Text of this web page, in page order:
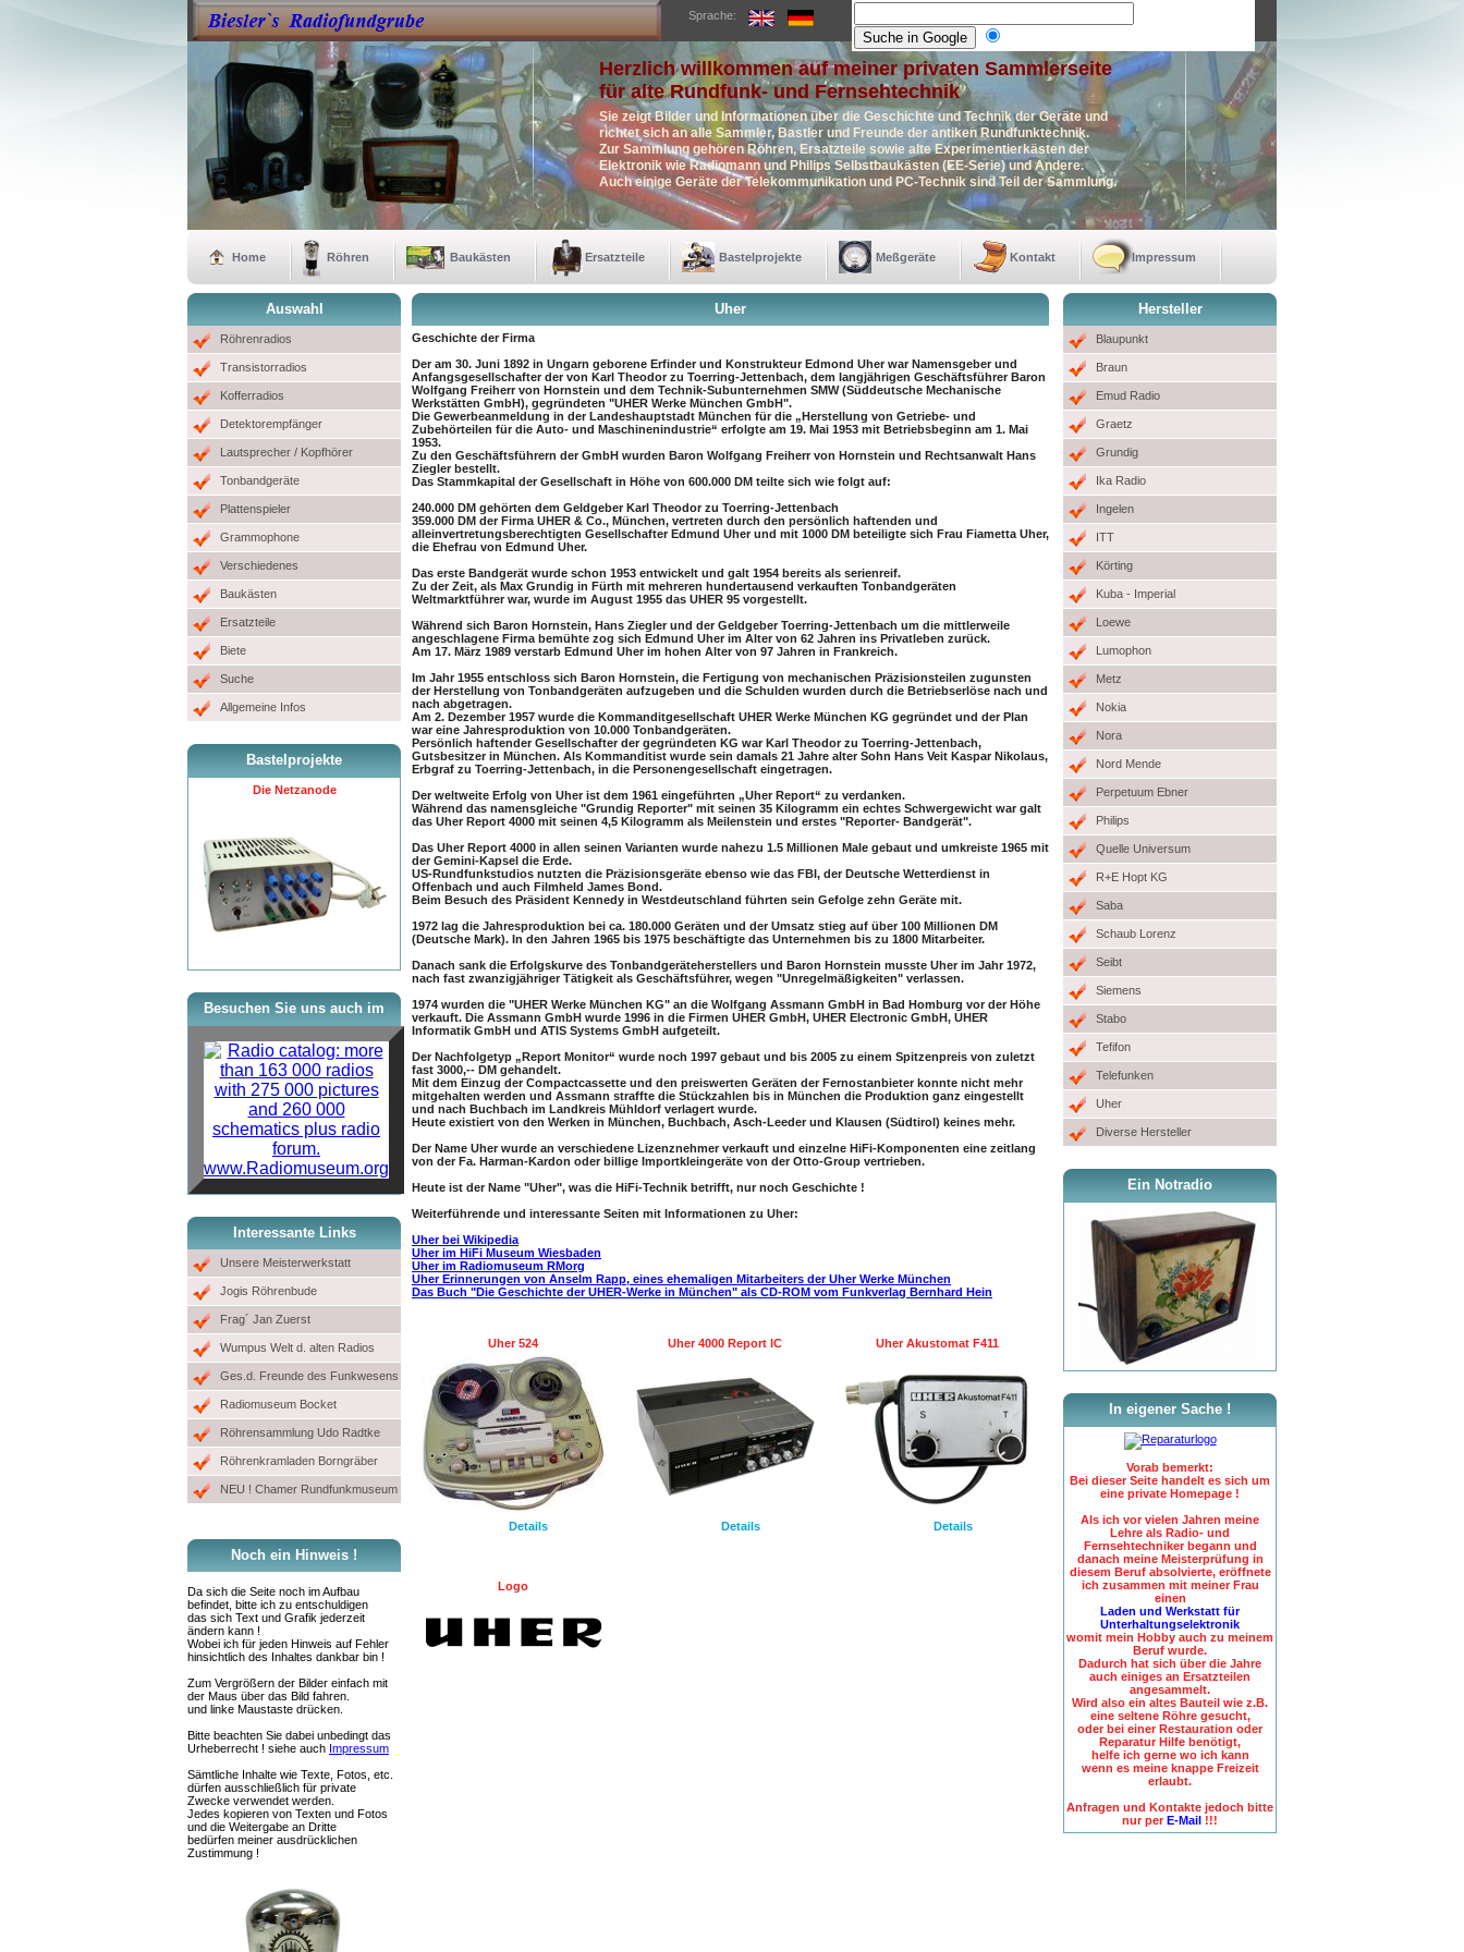
Sprache:
Herzlich willkommen auf meiner privaten Sammlerseite
für alte Rundfunk- und Fernsehtechnik
Sie zeigt Bilder und Informationen über die Geschichte und Technik der Geräte und
richtet sich an alle Sammler, Bastler und Freunde der antiken Rundfunktechnik.
Zur Sammlung gehören Röhren, Ersatzteile sowie alte Experimentierkästen der
Elektronik wie Radiomann und Philips Selbstbaukästen (EE-Serie) und Andere.
Auch einige Geräte der Telekommunikation und PC-Technik sind Teil der Sammlung.
Home Röhren Baukästen Ersatzteile Bastelprojekte Meßgeräte Kontakt Impressum
Auswahl
Röhrenradios
Transistorradios
Kofferradios
Detektorempfänger
Lautsprecher / Kopfhörer
Tonbandgeräte
Plattenspieler
Grammophone
Verschiedenes
Baukästen
Ersatzteile
Biete
Suche
Allgemeine Infos
Bastelprojekte
Die Netzanode
Besuchen Sie uns auch im
www.Radiomuseum.org
Interessante Links
Unsere Meisterwerkstatt
Jogis Röhrenbude
Frag´ Jan Zuerst
Wumpus Welt d. alten Radios
Ges.d. Freunde des Funkwesens
Radiomuseum Bocket
Röhrensammlung Udo Radtke
Röhrenkramladen Borngräber
NEU ! Chamer Rundfunkmuseum
Noch ein Hinweis !
Da sich die Seite noch im Aufbau
befindet, bitte ich zu entschuldigen
das sich Text und Grafik jederzeit
ändern kann !
Wobei ich für jeden Hinweis auf Fehler
hinsichtlich des Inhaltes dankbar bin !
Zum Vergrößern der Bilder einfach mit
der Maus über das Bild fahren.
und linke Maustaste drücken.
Bitte beachten Sie dabei unbedingt das
Urheberrecht ! siehe auch Impressum
Sämtliche Inhalte wie Texte, Fotos, etc.
dürfen ausschließlich für private
Zwecke verwendet werden.
Jedes kopieren von Texten und Fotos
und die Weitergabe an Dritte
bedürfen meiner ausdrücklichen
Zustimmung !
Uher
Geschichte der Firma
Der am 30. Juni 1892 in Ungarn geborene Erfinder und Konstrukteur Edmond Uher war Namensgeber und
Anfangsgesellschafter der von Karl Theodor zu Toerring-Jettenbach, dem langjährigen Geschäftsführer Baron
Wolfgang Freiherr von Hornstein und dem Technik-Subunternehmen SMW (Süddeutsche Mechanische
Werkstätten GmbH), gegründeten "UHER Werke München GmbH".
Die Gewerbeanmeldung in der Landeshauptstadt München für die „Herstellung von Getriebe- und
Zubehörteilen für die Auto- und Maschinenindustrie“ erfolgte am 19. Mai 1953 mit Betriebsbeginn am 1. Mai
1953.
Zu den Geschäftsführern der GmbH wurden Baron Wolfgang Freiherr von Hornstein und Rechtsanwalt Hans
Ziegler bestellt.
Das Stammkapital der Gesellschaft in Höhe von 600.000 DM teilte sich wie folgt auf:
240.000 DM gehörten dem Geldgeber Karl Theodor zu Toerring-Jettenbach
359.000 DM der Firma UHER & Co., München, vertreten durch den persönlich haftenden und
alleinvertretungsberechtigten Gesellschafter Edmund Uher und mit 1000 DM beteiligte sich Frau Fiametta Uher,
die Ehefrau von Edmund Uher.
Das erste Bandgerät wurde schon 1953 entwickelt und galt 1954 bereits als serienreif.
Zu der Zeit, als Max Grundig in Fürth mit mehreren hundertausend verkauften Tonbandgeräten
Weltmarktführer war, wurde im August 1955 das UHER 95 vorgestellt.
Während sich Baron Hornstein, Hans Ziegler und der Geldgeber Toerring-Jettenbach um die mittlerweile
angeschlagene Firma bemühte zog sich Edmund Uher im Alter von 62 Jahren ins Privatleben zurück.
Am 17. März 1989 verstarb Edmund Uher im hohen Alter von 97 Jahren in Frankreich.
Im Jahr 1955 entschloss sich Baron Hornstein, die Fertigung von mechanischen Präzisionsteilen zugunsten
der Herstellung von Tonbandgeräten aufzugeben und die Schulden wurden durch die Betriebserlöse nach und
nach abgetragen.
Am 2. Dezember 1957 wurde die Kommanditgesellschaft UHER Werke München KG gegründet und der Plan
war eine Jahresproduktion von 10.000 Tonbandgeräten.
Persönlich haftender Gesellschafter der gegründeten KG war Karl Theodor zu Toerring-Jettenbach,
Gutsbesitzer in München. Als Kommanditist wurde sein damals 21 Jahre alter Sohn Hans Veit Kaspar Nikolaus,
Erbgraf zu Toerring-Jettenbach, in die Personengesellschaft eingetragen.
Der weltweite Erfolg von Uher ist dem 1961 eingeführten „Uher Report“ zu verdanken.
Während das namensgleiche "Grundig Reporter" mit seinen 35 Kilogramm ein echtes Schwergewicht war galt
das Uher Report 4000 mit seinen 4,5 Kilogramm als Meilenstein und erstes "Reporter- Bandgerät".
Das Uher Report 4000 in allen seinen Varianten wurde nahezu 1.5 Millionen Male gebaut und umkreiste 1965 mit
der Gemini-Kapsel die Erde.
US-Rundfunkstudios nutzten die Präzisionsgeräte ebenso wie das FBI, der Deutsche Wetterdienst in
Offenbach und auch Filmheld James Bond.
Beim Besuch des Präsident Kennedy in Westdeutschland führten sein Gefolge zehn Geräte mit.
1972 lag die Jahresproduktion bei ca. 180.000 Geräten und der Umsatz stieg auf über 100 Millionen DM
(Deutsche Mark). In den Jahren 1965 bis 1975 beschäftigte das Unternehmen bis zu 1800 Mitarbeiter.
Danach sank die Erfolgskurve des Tonbandgeräteherstellers und Baron Hornstein musste Uher im Jahr 1972,
nach fast zwanzigjähriger Tätigkeit als Geschäftsführer, wegen "Unregelmäßigkeiten" verlassen.
1974 wurden die "UHER Werke München KG" an die Wolfgang Assmann GmbH in Bad Homburg vor der Höhe
verkauft. Die Assmann GmbH wurde 1996 in die Firmen UHER GmbH, UHER Electronic GmbH, UHER
Informatik GmbH und ATIS Systems GmbH aufgeteilt.
Der Nachfolgetyp „Report Monitor“ wurde noch 1997 gebaut und bis 2005 zu einem Spitzenpreis von zuletzt
fast 3000,-- DM gehandelt.
Mit dem Einzug der Compactcassette und den preiswerten Geräten der Fernostanbieter konnte nicht mehr
mitgehalten werden und Assmann straffte die Stückzahlen bis in München die Produktion ganz eingestellt
und nach Buchbach im Landkreis Mühldorf verlagert wurde.
Heute existiert von den Werken in München, Buchbach, Asch-Leeder und Klausen (Südtirol) keines mehr.
Der Name Uher wurde an verschiedene Lizenznehmer verkauft und einzelne HiFi-Komponenten eine zeitlang
von der Fa. Harman-Kardon oder billige Importkleingeräte von der Otto-Group vertrieben.
Heute ist der Name "Uher", was die HiFi-Technik betrifft, nur noch Geschichte !
Weiterführende und interessante Seiten mit Informationen zu Uher:
Uher bei Wikipedia
Uher im HiFi Museum Wiesbaden
Uher im Radiomuseum RMorg
Uher Erinnerungen von Anselm Rapp, eines ehemaligen Mitarbeiters der Uher Werke München
Das Buch "Die Geschichte der UHER-Werke in München" als CD-ROM vom Funkverlag Bernhard Hein
Uher 524
Details
Uher 4000 Report IC
Details
Uher Akustomat F411
Details
Logo
Hersteller
Blaupunkt
Braun
Emud Radio
Graetz
Grundig
Ika Radio
Ingelen
ITT
Körting
Kuba - Imperial
Loewe
Lumophon
Metz
Nokia
Nora
Nord Mende
Perpetuum Ebner
Philips
Quelle Universum
R+E Hopt KG
Saba
Schaub Lorenz
Seibt
Siemens
Stabo
Tefifon
Telefunken
Uher
Diverse Hersteller
Ein Notradio
In eigener Sache !
Vorab bemerkt:
Bei dieser Seite handelt es sich um
eine private Homepage !
Als ich vor vielen Jahren meine
Lehre als Radio- und
Fernsehtechniker begann und
danach meine Meisterprüfung in
diesem Beruf absolvierte, eröffnete
ich zusammen mit meiner Frau
einen
Laden und Werkstatt für
Unterhaltungselektronik
womit mein Hobby auch zu meinem
Beruf wurde.
Dadurch hat sich über die Jahre
auch einiges an Ersatzteilen
angesammelt.
Wird also ein altes Bauteil wie z.B.
eine seltene Röhre gesucht,
oder bei einer Restauration oder
Reparatur Hilfe benötigt,
helfe ich gerne wo ich kann
wenn es meine knappe Freizeit
erlaubt.
Anfragen und Kontakte jedoch bitte
nur per E-Mail !!!